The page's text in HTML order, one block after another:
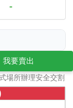
-
我要賣出
場所辦理安全交割